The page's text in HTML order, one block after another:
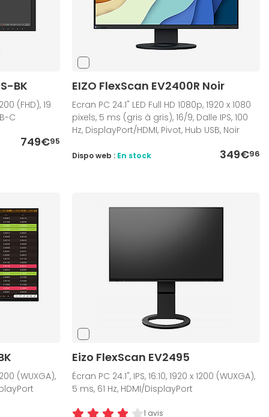
BK
(FHD), 19
C
749€95
EIZO FlexScan EV2400R Noir
Ecran PC 24.1" LED Full HD 1080p, 1920 x 1080
pixels, 5 ms (gris à gris), 16/9, Dalle IPS, 100
Hz, DisplayPort/HDMI, Pivot, Hub USB, Noir
349€96
Dispo web : En stock
(WUXGA),
Eizo FlexScan EV2495
Écran PC 24.1", IPS, 16:10, 1920 x 1200 (WUXGA),
5 ms, 61 Hz, HDMI/DisplayPort
1 avis